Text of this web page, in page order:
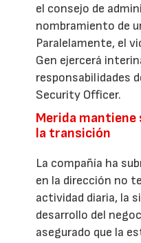
el consejo de
nombramiento de
Paralelamente, el
Gen ejercerá
responsabilidades
Security Officer.
Merida
la transición
La compañía ha
en la dirección no
actividad diaria, la
desarrollo del
asegurado que la